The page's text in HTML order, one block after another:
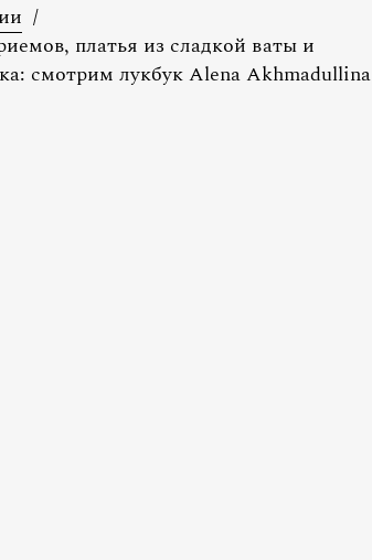
/
платья из сладкой ваты и
смотрим лукбук Alena Akhmadullina